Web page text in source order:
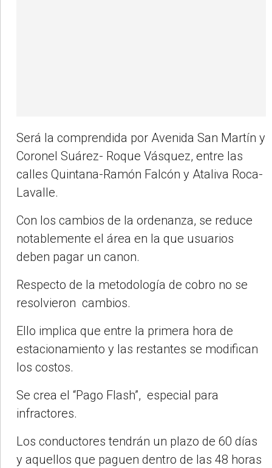
Será la comprendida por Avenida San Martín y
Coronel Suárez- Roque Vásquez, entre las
calles Quintana-Ramón Falcón y Ataliva Roca-
Lavalle.
Con los cambios de la ordenanza, se reduce
notablemente el área en la que usuarios
deben pagar un canon.
Respecto de la metodología de cobro no se
resolvieron cambios.
Ello implica que entre la primera hora de
estacionamiento y las restantes se modifican
los costos.
Se crea el “Pago Flash”, especial para
infractores.
Los conductores tendrán un plazo de 60 días
y aquellos que paguen dentro de las 48 horas